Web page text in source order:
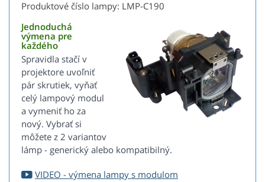
Produktové číslo lampy: LMP-C190
Jednoduchá
výmena pre
každého
Spravidla stačí v
projektore uvoľniť
pár skrutiek, vyňať
celý lampový modul
a vymeniť ho za
nový. Vybrať si
môžete z 2 variantov
lámp - generický alebo kompatibilný.
VIDEO - výmena lampy s modulom